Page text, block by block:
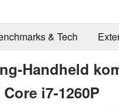
& Tech
Handheld
i7-1260P